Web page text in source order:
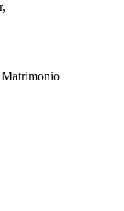
Matrimonio